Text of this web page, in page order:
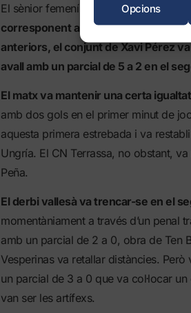
Opcions
El sènior femení de waterpolova
corresponent a la 6a jornada de la
anteriors, el conjunt de Xavi Pérez
avall amb un parcial de 5 a 2 en el
El matx va mantenir una certa
amb dos gols en el primer minut de
aquesta primera estrebada i va
Ungría. El CN Terrassa, no obstant,
Peña.
El derbi vallesà va trencar-se en el
momentàniament a través d’un penal
amb un parcial de 2 a 0, obra de Ten
Vesperinas va retallar distàncies.
un parcial de 3 a 0 que va col·locar
van ser les artífexs.